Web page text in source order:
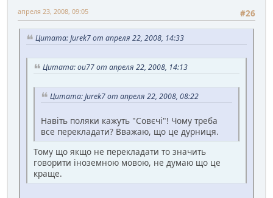
#26
апреля 23, 2008, 09:05
Цитата: Jurek7 от апреля 22, 2008, 14:33
Цитата: ou77 от апреля 22, 2008, 14:13
Цитата: Jurek7 от апреля 22, 2008, 08:22
Навіть поляки кажуть "Совєчі"! Чому треба
все перекладати? Вважаю, що це дурниця.
Тому що якщо не перекладати то значить
говорити іноземною мовою, не думаю що це
краще.